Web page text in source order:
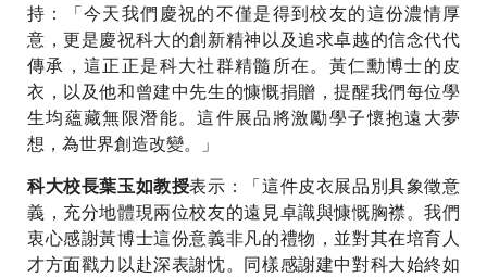
持：「今天我們慶祝的不僅是得到校友的這份濃情厚
意，更是慶祝科大的創新精神以及追求卓越的信念代代
傳承，這正正是科大社群精髓所在。黃仁勳博士的皮
衣，以及他和曾建中先生的慷慨捐贈，提醒我們每位學
生均蘊藏無限潛能。這件展品將激勵學子懷抱遠大夢
想，為世界創造改變。」
科大校長葉玉如教授表示：「這件皮衣展品別具象徵意
義，充分地體現兩位校友的遠見卓識與慷慨胸襟。我們
衷心感謝黃博士這份意義非凡的禮物，並對其在培育人
才方面戳力以赴深表謝忱。同樣感謝建中對科大始終如